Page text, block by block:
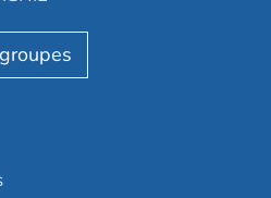
Villa Médicis